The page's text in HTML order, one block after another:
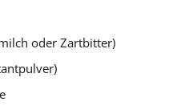
oder Zartbitter)